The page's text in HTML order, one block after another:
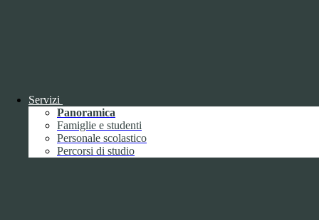
Servizi
Panoramica
Famiglie e studenti
Personale scolastico
Percorsi di studio
Novembre
Dicembre1